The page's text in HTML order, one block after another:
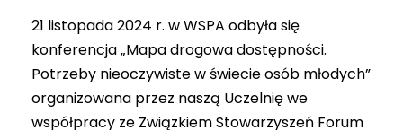
21 listopada 2024 r. w WSPA odbyła się
konferencja „Mapa drogowa dostępności.
Potrzeby nieoczywiste w świecie osób młodych”
organizowana przez naszą Uczelnię we
współpracy ze Związkiem Stowarzyszeń Forum